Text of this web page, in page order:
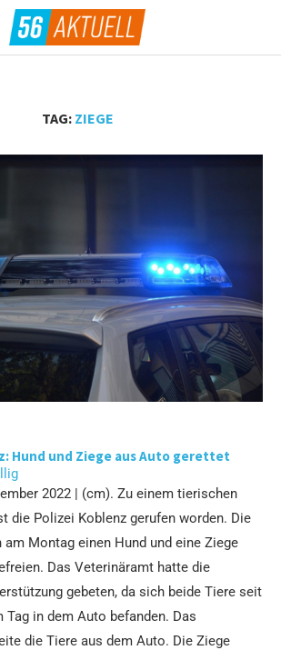
TAG: ZIEGE
Hund und Ziege aus Auto gerettet
2022 | (cm). Zu einem tierischen
die Polizei Koblenz gerufen worden. Die
Montag einen Hund und eine Ziege
Das Veterinäramt hatte die
gebeten, da sich beide Tiere seit
Tag in dem Auto befanden. Das
die Tiere aus dem Auto. Die Ziege